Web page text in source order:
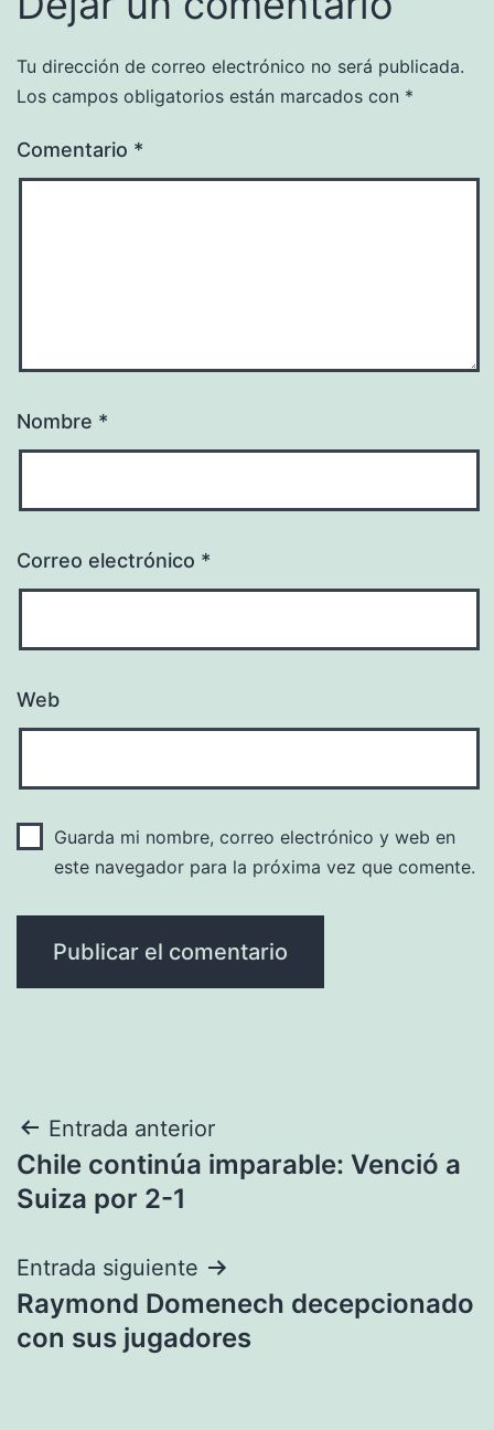
Tu dirección de correo electrónico no será publicada.
Los campos obligatorios están marcados con *
Comentario *
Nombre *
Correo electrónico *
Web
Guarda mi nombre, correo electrónico y web en
este navegador para la próxima vez que comente.
Navegación
de
Entrada anterior
Chile continúa imparable: Venció a
Suiza por 2-1
Entrada siguiente
Raymond Domenech decepcionado
con sus jugadores